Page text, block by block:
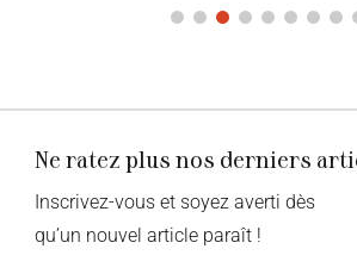
Ne ratez plus nos derniers
Inscrivez-vous et soyez averti dès
qu’un nouvel article paraît !